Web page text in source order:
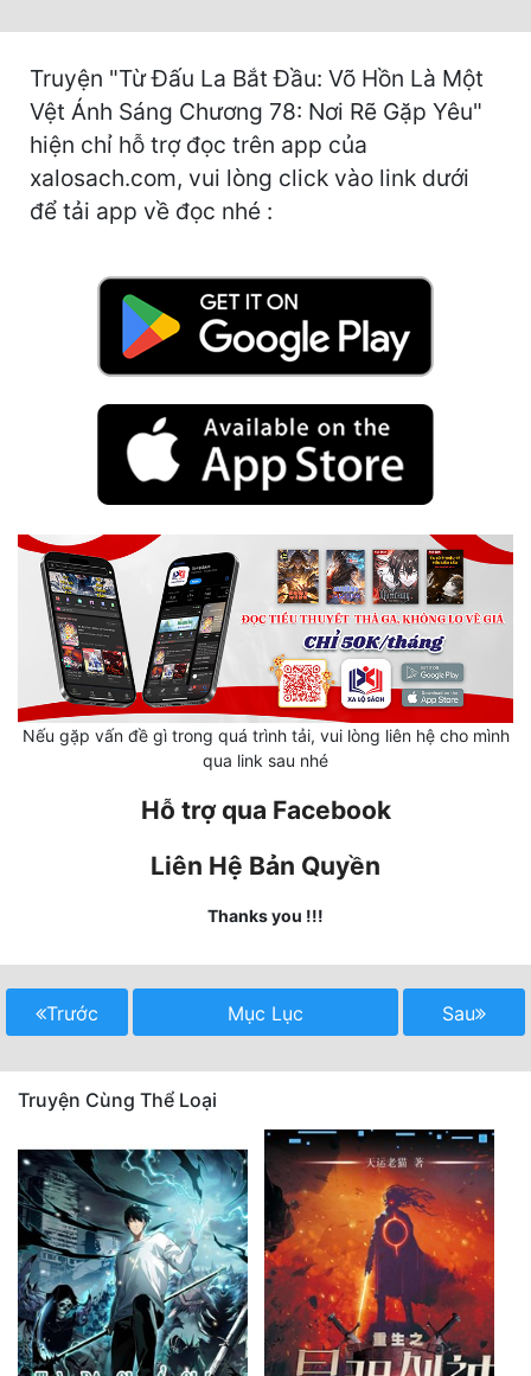
Kinh Dị
Kiếm Hiệp
Kỳ Huyễn
Kỳ Ảo
Linh Dị
Ngược
Nữ Cường
Nữ Phụ
Phong Thủy - Tâm Linh
Phương Tây
Sủng
Thanh Xuân
Tiên Hiệp
Tiểu Thuyết
Trinh Thám
Triều Đấu
Trùng Sinh
Trọng Sinh
Truyện "Từ Đấu La Bắt Đầu: Võ Hồn Là Một
Vệt Ánh Sáng Chương 78: Nơi Rẽ Gặp Yêu"
hiện chỉ hỗ trợ đọc trên app của
xalosach.com, vui lòng click vào link dưới
để tải app về đọc nhé :
Nếu gặp vấn đề gì trong quá trình tải, vui lòng liên hệ cho mình
qua link sau nhé
Hỗ trợ qua Facebook
Liên Hệ Bản Quyền
Thanks you !!!
Trước Mục Lục Sau
Truyện Cùng Thể Loại